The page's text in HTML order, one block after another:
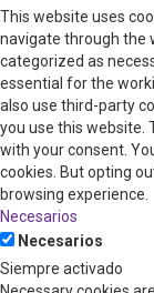
This website uses
navigate through the
categorized as
essential for the
also use third-party
you use this website.
with your consent.
cookies. But opting
browsing experience.
Necesarios
Necesarios
Siempre activado